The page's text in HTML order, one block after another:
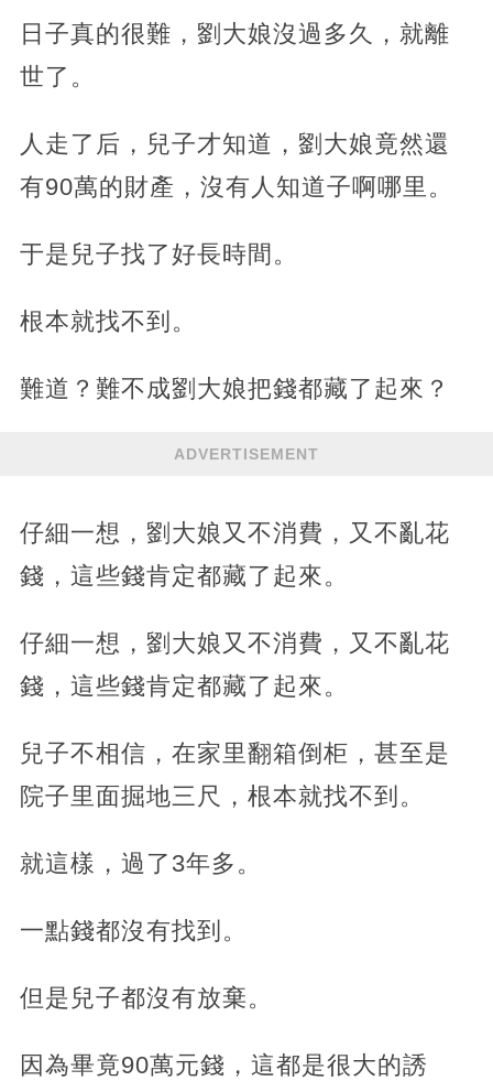
日子真的很難，劉大娘沒過多久，就離
世了。
人走了后，兒子才知道，劉大娘竟然還
有90萬的財產，沒有人知道子啊哪里。
于是兒子找了好長時間。
根本就找不到。
難道？難不成劉大娘把錢都藏了起來？
ADVERTISEMENT
仔細一想，劉大娘又不消費，又不亂花
錢，這些錢肯定都藏了起來。
仔細一想，劉大娘又不消費，又不亂花
錢，這些錢肯定都藏了起來。
兒子不相信，在家里翻箱倒柜，甚至是
院子里面掘地三尺，根本就找不到。
就這樣，過了3年多。
一點錢都沒有找到。
但是兒子都沒有放棄。
因為畢竟90萬元錢，這都是很大的誘